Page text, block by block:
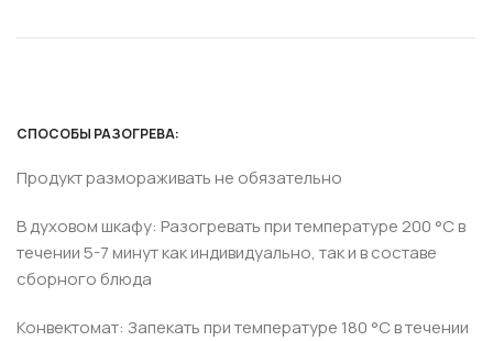
СПОСОБЫ РАЗОГРЕВА:
Продукт размораживать не обязательно
В духовом шкафу: Разогревать при температуре 200 °С в
течении 5-7 минут как индивидуально, так и в составе
сборного блюда
Конвектомат: Запекать при температуре 180 °С в течении